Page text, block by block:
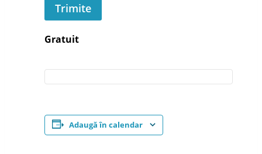
Trimite
Gratuit
Adaugă în calendar